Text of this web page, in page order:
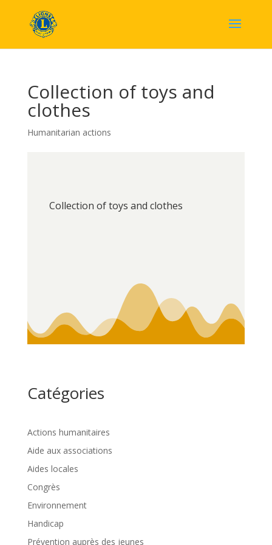
Collection of toys and
clothes
Humanitarian actions
Collection of toys and clothes
Catégories
Actions humanitaires
Aide aux associations
Aides locales
Congrès
Environnement
Handicap
Prévention auprès des jeunes